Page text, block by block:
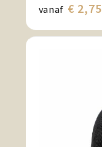
vanaf € 2,75